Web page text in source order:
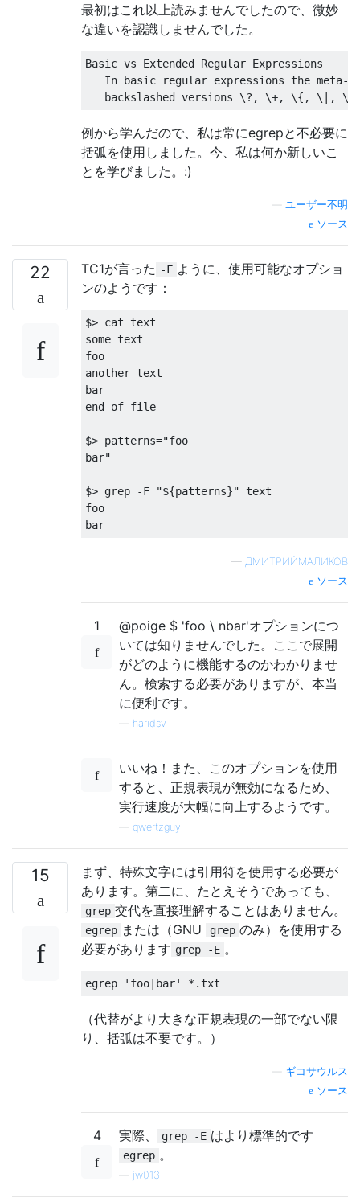
最初はこれ以上読みませんでしたので、微妙
な違いを認識しませんでした。
Basic vs Extended Regular Expressions
In basic regular expressions the meta-
   backslashed versions \?
, \+, \{ , \| , \(
例から学んだので、私は常にegrepと不必要に
括弧を使用しました。今、私は何か新しいこ
とを学びました。:)
ユーザー不明
ソース
22 TC1が言った -F ように、使用可能なオプショ
ンのようです：
$> cat text
some text
foo
another text
bar
end of file
$> patterns="foo
bar"
$> grep -F "${patterns}" text
foo
bar
— ДМИТРИЙМАЛИКОВ
ソース
1
@poige $ 'foo \ nbar'オプションにつ
いては知りませんでした。ここで展開
がどのように機能するのかわかりませ
ん。検索する必要がありますが、本当
に便利です。
haridsv
いいね！また、このオプションを使用
すると、正規表現が無効になるため、
実行速度が大幅に向上するようです。
qwertzguy
15
まず、特殊文字には引用符を使用する必要が
あります。第二に、たとえそうであっても、
grep 交代を直接理解することはありません。
egrep または（GNU grep のみ）を使用する
必要があります grep -E 。
egrep 'foo|bar' *.txt
（代替がより大きな正規表現の一部でない限
り、括弧は不要です。）
ギコサウルス
ソース
4 実際、 grep -E はより標準的です
egrep 。
jw013